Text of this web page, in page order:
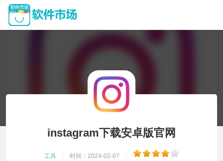
instagram下载安卓版官网
工具 时间：2024-02-07